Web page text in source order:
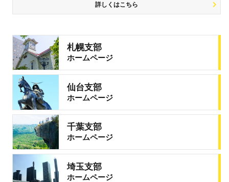
詳しくはこちら
札幌支部
ホームページ
仙台支部
ホームページ
千葉支部
ホームページ
埼玉支部
ホームページ